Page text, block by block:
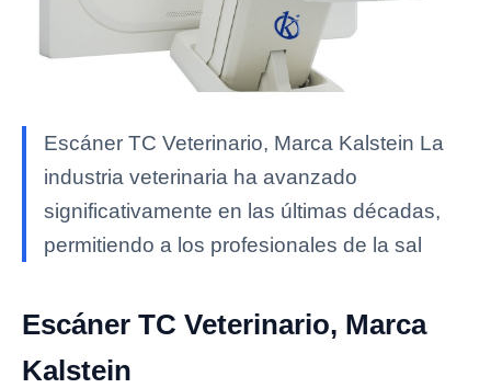
Escáner TC Veterinario, Marca Kalstein La
industria veterinaria ha avanzado
significativamente en las últimas décadas,
permitiendo a los profesionales de la sal
Escáner TC Veterinario, Marca
Kalstein